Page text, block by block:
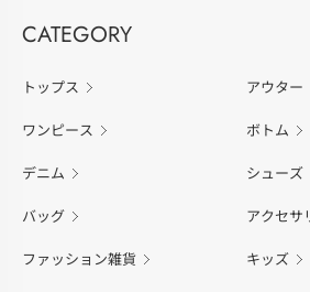
CATEGORY
トップス アウター
ワンピース ボトム
デニム シューズ
バッグ アクセサ
ファッション雑貨 キッズ